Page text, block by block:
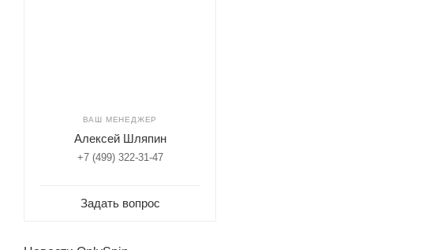
ВАШ МЕНЕДЖЕР
Алексей Шляпин
+7 (499) 322-31-47
Задать вопрос